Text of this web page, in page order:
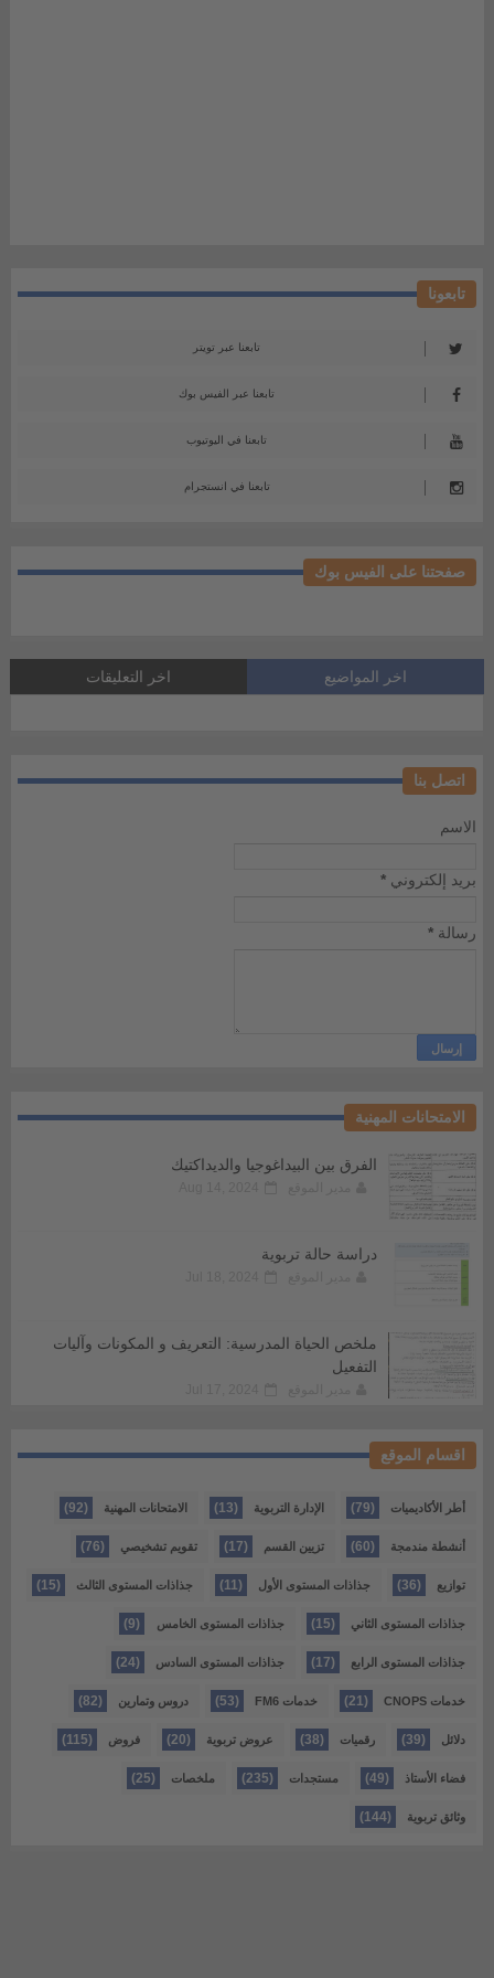
تابعونا
تابعنا عبر تويتر
تابعنا عبر الفيس بوك
تابعنا في اليوتيوب
تابعنا في انستجرام
صفحتنا على الفيس بوك
اخر المواضيع اخر التعليقات
اتصل بنا
الاسم
بريد إلكتروني *
رسالة *
الامتحانات المهنية
الفرق بين البيداغوجيا والديداكتيك
دراسة حالة تربوية
ملخص الحياة المدرسية: التعريف و المكونات وآليات
التفعيل
اقسام الموقع
أطر الأكاديميات (79) الإدارة التربوية (13) الامتحانات المهنية (92)
أنشطة مندمجة (60) تزيين القسم (17) تقويم تشخيصي (76)
توازيع (36) جذاذات المستوى الأول (11) جذاذات المستوى الثالث (15)
جذاذات المستوى الثاني (15) جذاذات المستوى الخامس (9)
جذاذات المستوى الرابع (17) جذاذات المستوى السادس (24)
خدمات CNOPS (21) خدمات FM6 (53) دروس وتمارين (82)
دلائل (39) رقميات (38) عروض تربوية (20) فروض (115)
فضاء الأستاذ (49) مستجدات (235) ملخصات (25)
وثائق تربوية (144)